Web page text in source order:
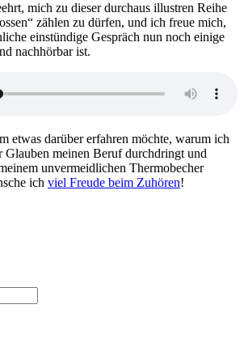
mich zu dieser durchaus illustren Reihe
zählen zu dürfen, und ich freue mich,
einstündige Gespräch nun noch einige
nachhörbar ist.
etwas darüber erfahren möchte, warum ich
Glauben meinen Beruf durchdringt und
unvermeidlichen Thermobecher
ich viel Freude beim Zuhören!